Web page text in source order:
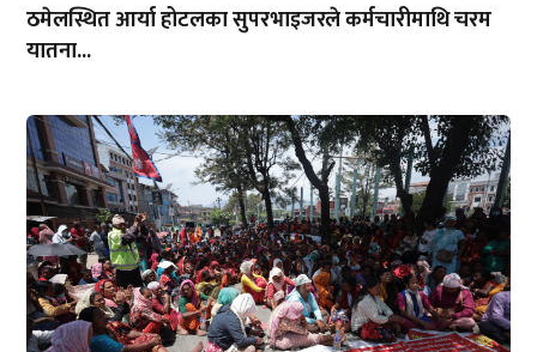
ठमेलस्थित आर्या होटलका सुपरभाइजरले कर्मचारीमाथि चरम
यातना...